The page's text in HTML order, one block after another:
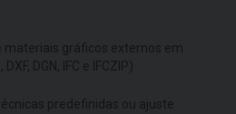
materiais gráficos externos em
DGN, IFC e IFCZIP)
predefinidas ou ajuste